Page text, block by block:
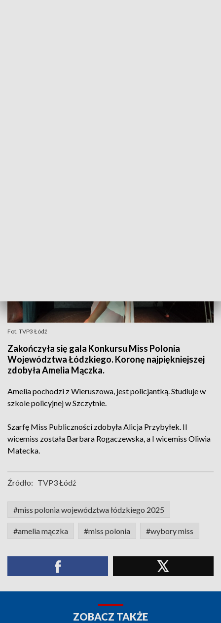
Fot. TVP3 Łódź
Zakończyła się gala Konkursu Miss Polonia
Województwa Łódzkiego. Koronę najpiękniejszej
zdobyła Amelia Mączka.
Amelia pochodzi z Wieruszowa, jest policjantką. Studiuje w
szkole policyjnej w Szczytnie.
Szarfę Miss Publiczności zdobyła Alicja Przybyłek. II
wicemiss została Barbara Rogaczewska, a I wicemiss Oliwia
Matecka.
Źródło: TVP3 Łódź
#miss polonia województwa łódzkiego 2025
#amelia mączka #miss polonia #wybory miss
ZOBACZ TAKŻE